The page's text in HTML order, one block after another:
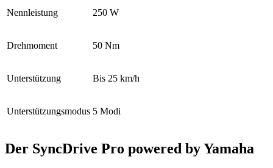
Nennleistung 250 W
Drehmoment 50 Nm
Unterstützung Bis 25 km/h
Unterstützungsmodus 5 Modi
Der SyncDrive Pro powered by Yamaha